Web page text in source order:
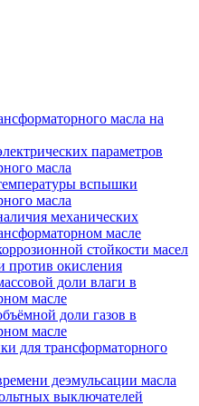
масла на
параметров
масла
вспышки
масла
механических
масле
стойкости масел
против окисления
доли влаги в
масле
доли газов в
масле
для трансформаторного
деэмульсации масла
выключателей